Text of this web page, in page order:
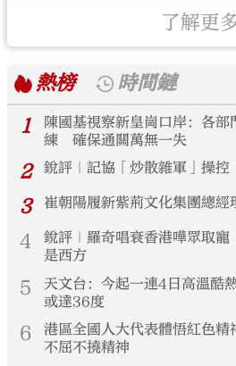
了解更
熱榜
時間鏈
1
陳國基視察新皇崗口岸：各
練 確保通關萬無一失
2 銳評｜記協「炒散雜軍」操控
3 崔朝陽履新紫荊文化集團總經
4
銳評｜羅奇唱衰香港嘩眾取
是西方
5
天文台：今起一連4日高溫酷
或達36度
6
港區全國人大代表體悟紅色
不屈不撓精神